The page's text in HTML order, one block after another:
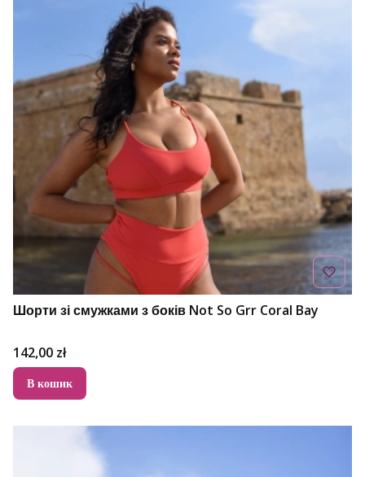
Шорти зі смужками з боків Not So Grr Coral Bay
Ціна
142,00 zł
В кошик